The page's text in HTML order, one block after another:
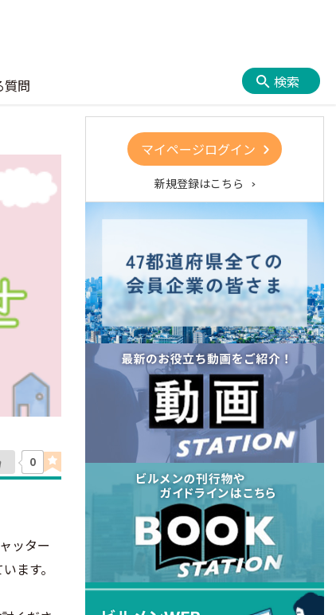
質問 検索
0
ッター
ます。
マイページログイン
新規登録はこちら